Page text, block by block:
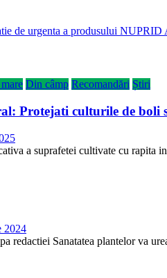
de urgenta a produsului NUPRID
Din câmp Recomandări Știri
Protejati culturile de boli
a suprafetei cultivate cu rapita
2024
redactiei Sanatatea plantelor va